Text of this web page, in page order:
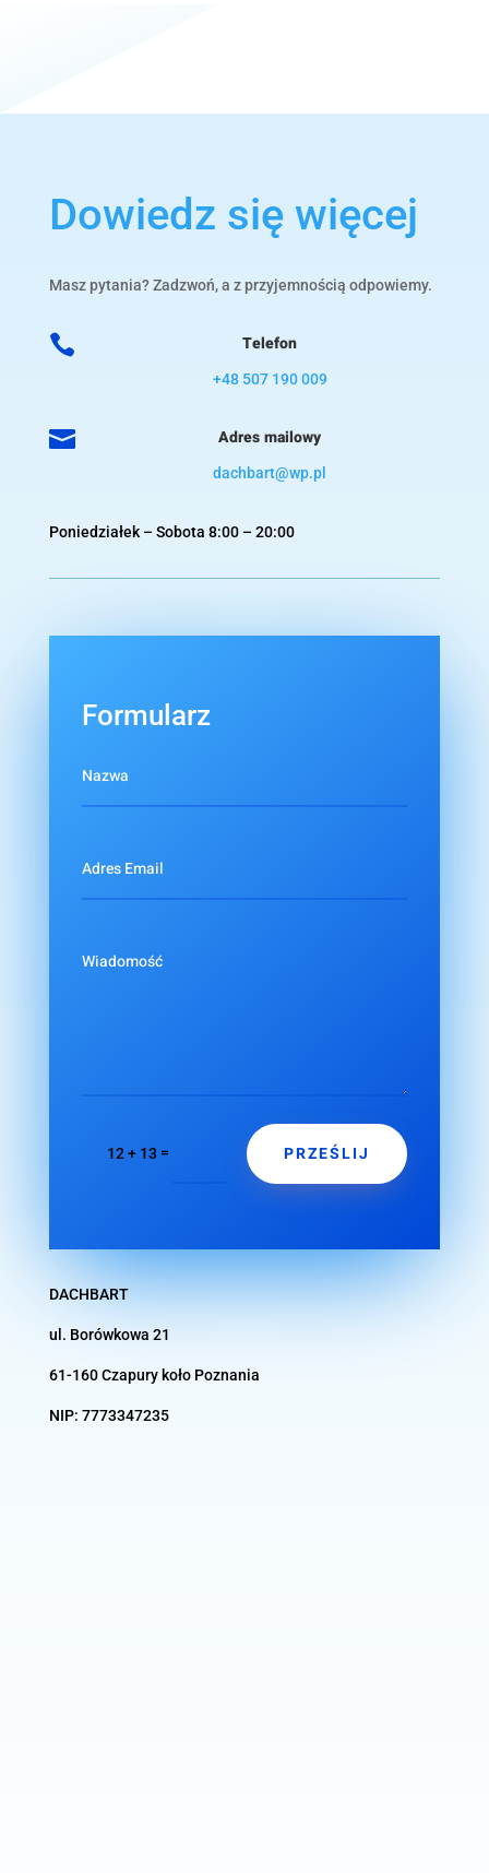
Dowiedz się więcej
Masz pytania? Zadzwoń, a z przyjemnością odpowiemy.
 Telefon
+48 507 190 009
 Adres mailowy
dachbart@wp.pl
Poniedziałek – Sobota 8:00 – 20:00
Formularz
12 + 13 = PRZEŚLIJ
DACHBART
ul. Borówkowa 21
61-160 Czapury koło Poznania
NIP: 7773347235